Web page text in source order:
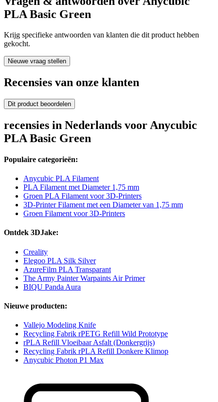
PLA Basic Green
Krijg specifieke antwoorden van klanten die dit product hebben
gekocht.
Nieuwe vraag stellen
Recensies van onze klanten
Dit product beoordelen
recensies in Nederlands voor Anycubic
PLA Basic Green
Populaire categorieën:
Anycubic PLA Filament
PLA Filament met Diameter 1,75 mm
Groen PLA Filament voor 3D-Printers
3D-Printer Filament met een Diameter van 1,75 mm
Groen Filament voor 3D-Printers
Ontdek 3DJake:
Creality
Elegoo PLA Silk Silver
AzureFilm PLA Transparant
The Army Painter Warpaints Air Primer
BIQU Panda Aura
Nieuwe producten:
Vallejo Modeling Knife
Recycling Fabrik rPETG Refill Wild Prototype
rPLA Refill Vloeibaar Asfalt (Donkergrijs)
Recycling Fabrik rPLA Refill Donkere Klimop
Anycubic Photon P1 Max